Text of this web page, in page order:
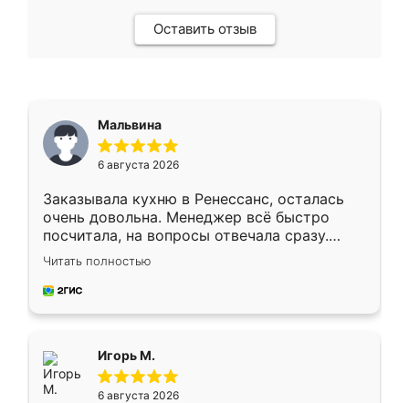
Оставить отзыв
Мальвина
6 августа 2026
Заказывала кухню в Ренессанс, осталась
очень довольна. Менеджер всё быстро
посчитала, на вопросы отвечала сразу.
Замерщик приехал в субботу, подошёл к
делу со всей ответственностью. Собрали
за день, ребята работали аккуратно, даже
Читать полностью
Игорь М.
6 августа 2026